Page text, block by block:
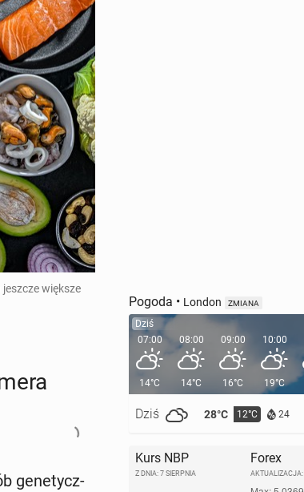
większe
ge­ne­tycz­
Pogoda • London ZMIANA
Dziś
07:00
14°C
Dziś 28°C 12°C 24
08:00
14°C
09:00
16°C
10:00
19°C
Kurs NBP
Z DNIA: 7 SIERPNIA
Forex
AKTUALIZACJA: